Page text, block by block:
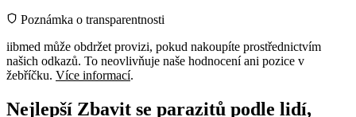
Poznámka o transparentnosti
iibmed může obdržet provizi, pokud nakoupíte prostřednictvím
našich odkazů. To neovlivňuje naše hodnocení ani pozice v
žebříčku. Více informací.
Nejlepší Zbavit se parazitů podle lidí,